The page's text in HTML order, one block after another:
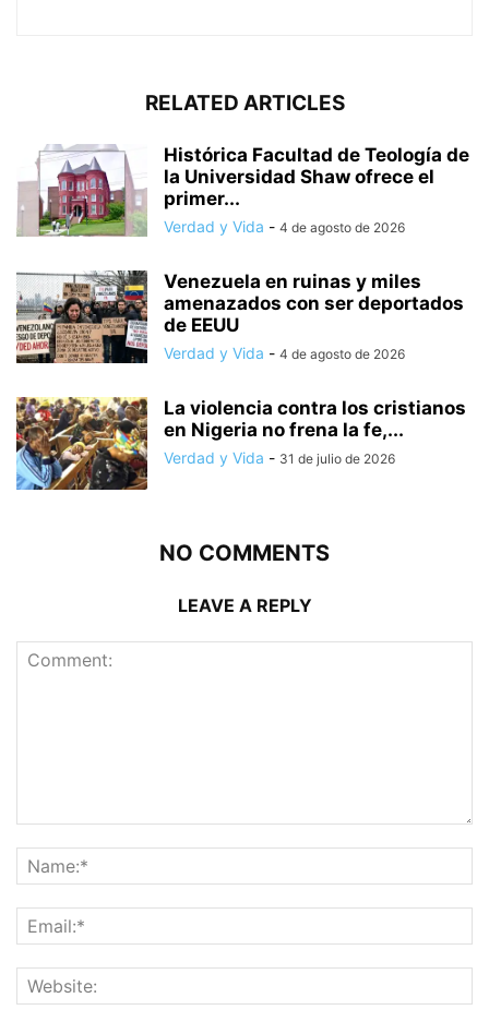
RELATED ARTICLES
Histórica Facultad de Teología de
la Universidad Shaw ofrece el
primer...
Verdad y Vida - 4 de agosto de 2026
Venezuela en ruinas y miles
amenazados con ser deportados
de EEUU
Verdad y Vida - 4 de agosto de 2026
La violencia contra los cristianos
en Nigeria no frena la fe,...
Verdad y Vida - 31 de julio de 2026
NO COMMENTS
LEAVE A REPLY